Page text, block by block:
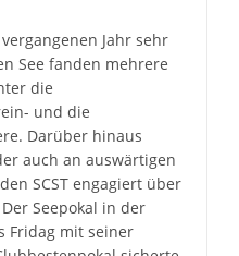
Jahr sehr
See fanden mehrere
die
und die
Darüber hinaus
auch an auswärtigen
SCST engagiert über
Seepokal in der
Fridag mit seiner